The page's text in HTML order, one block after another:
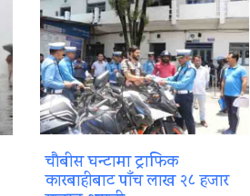
चौबीस घन्टामा ट्राफिक
कारबाहीबाट पाँच लाख २८ हजार